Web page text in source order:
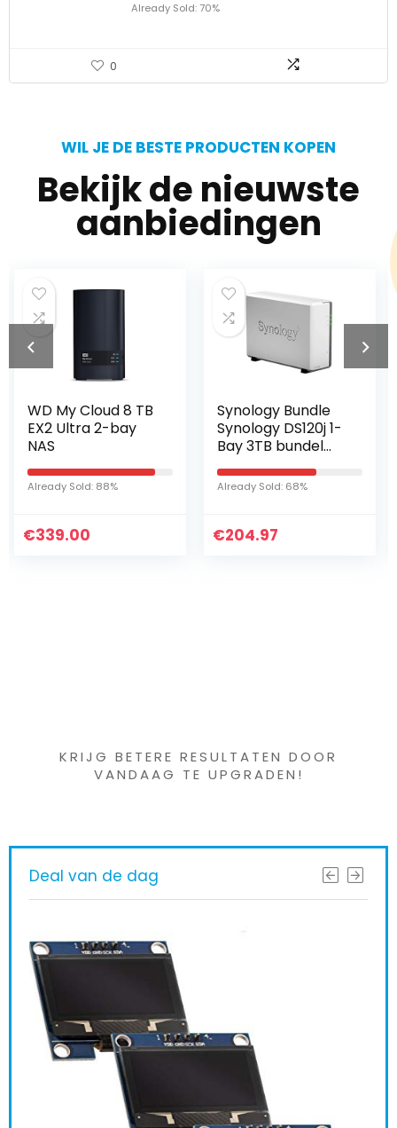
Already Sold: 70%
0
WIL JE DE BESTE PRODUCTEN KOPEN
Bekijk de nieuwste
aanbiedingen
Synology Bundle
Synology DS120j 1-
Bay 3TB bundel
met 1x 3TB HDs
DS120j-VAR-AMA,
beste prijs harde
Already Sold: 68%
€204.97
Kingston
DT100G3/64GB
DataTraveler 100
G3, USB 3.0, 3.1
Flash Drive, 64 GB,
zwart
Already Sold: 25%
€13.77
KRIJG BETERE RESULTATEN DOOR
VANDAAG TE UPGRADEN!
Deal van de dag